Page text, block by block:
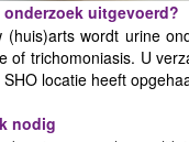
uitgevoerd?
(huis)arts wordt urine
of trichomoniasis. U
locatie heeft
nodig